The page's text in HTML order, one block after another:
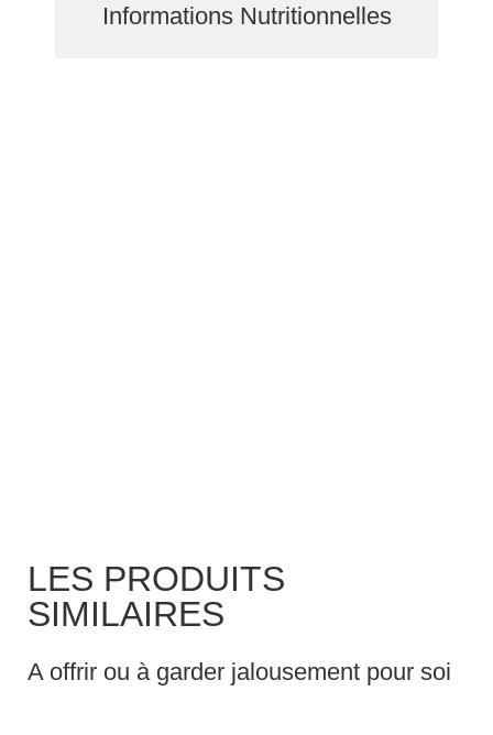
Informations Nutritionnelles
LES PRODUITS
SIMILAIRES
A offrir ou à garder jalousement pour soi